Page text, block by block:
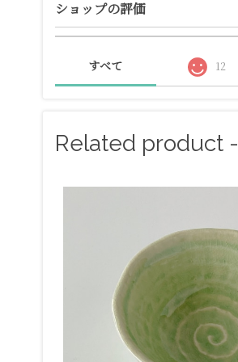
ショップの評価
すべて 12
Related product -